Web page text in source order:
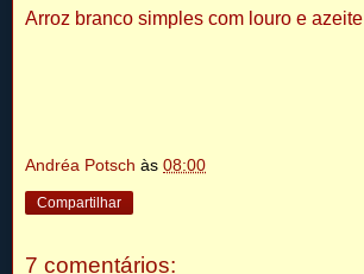
Arroz branco simples com louro e azeite
Andréa Potsch às 08:00
Compartilhar
7 comentários: